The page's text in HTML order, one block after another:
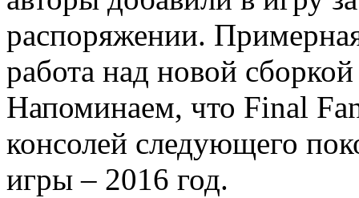
распоряжении.
работа над новой
Напоминаем, что Final
консолей следующего
игры – 2016 год.